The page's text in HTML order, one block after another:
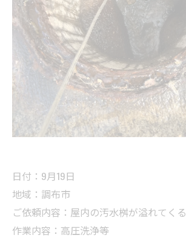
日付：9月19日
地域：調布市
ご依頼内容：屋内の汚水桝が溢れてくる
作業内容：高圧洗浄等